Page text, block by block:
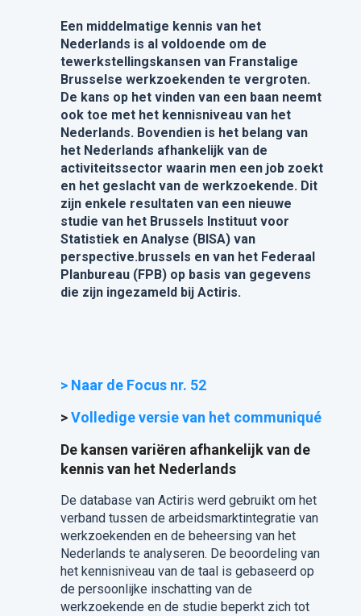
Een middelmatige kennis van het
Nederlands is al voldoende om de
tewerkstellingskansen van Franstalige
Brusselse werkzoekenden te vergroten.
De kans op het vinden van een baan neemt
ook toe met het kennisniveau van het
Nederlands. Bovendien is het belang van
het Nederlands afhankelijk van de
activiteitssector waarin men een job zoekt
en het geslacht van de werkzoekende. Dit
zijn enkele resultaten van een nieuwe
studie van het Brussels Instituut voor
Statistiek en Analyse (BISA) van
perspective.brussels en van het Federaal
Planbureau (FPB) op basis van gegevens
die zijn ingezameld bij Actiris.
> Naar de Focus nr. 52
>Volledige versie van het communiqué
De kansen variëren afhankelijk van de
kennis van het Nederlands
De database van Actiris werd gebruikt om het
verband tussen de arbeidsmarktintegratie van
werkzoekenden en de beheersing van het
Nederlands te analyseren. De beoordeling van
het kennisniveau van de taal is gebaseerd op
de persoonlijke inschatting van de
werkzoekende en de studie beperkt zich tot